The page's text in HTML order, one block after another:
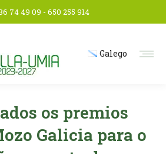
74 49 09 - 650 255 914
Galego
os premios
Galicia para o